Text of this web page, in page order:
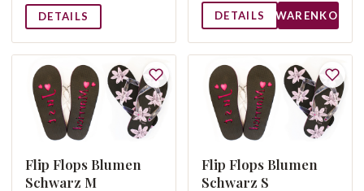
DETAILS DETAILS WARENKORB
Flip Flops Blumen
Schwarz M
Flip Flops Blumen
Schwarz S